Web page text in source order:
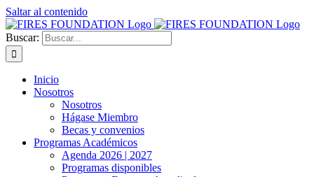
Saltar al contenido
Buscar:
Inicio
Nosotros
Nosotros
Hágase Miembro
Becas y convenios
Programas Académicos
Agenda 2026 | 2027
Programas disponibles